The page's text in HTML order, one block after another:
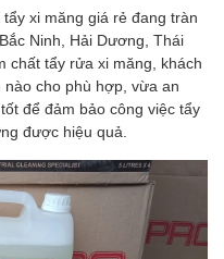
xi măng giá rẻ đang tràn
Ninh, Hải Dương, Thái
chất tẩy rửa xi măng, khách
cho phù hợp, vừa an
để đảm bảo công việc tẩy
được hiệu quả.